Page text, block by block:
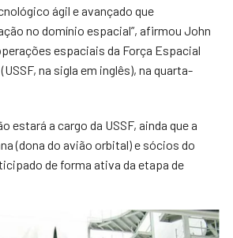
ágil e avançado que
no domínio espacial”, afirmou John
espaciais da Força Espacial
na sigla em inglês), na quarta-
estará a cargo da USSF, ainda que a
(dona do avião orbital) e sócios do
de forma ativa da etapa de